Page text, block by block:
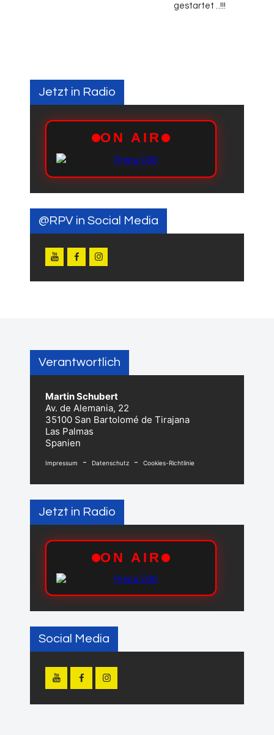
gestartet ..!!!
Jetzt in Radio
@RPV in Social Media
Verantwortlich
Martin Schubert
Av. de Alemania, 22
35100 San Bartolomé de Tirajana
Las Palmas
Spanien
Impressum - Datenschutz - Cookies-Richtlinie
Jetzt in Radio
Social Media